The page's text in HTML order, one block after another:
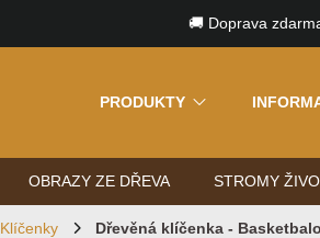
🚚 Doprava
PRODUKTY
OBRAZY ZE DŘEVA STROMY
Klíčenky Dřevěná klíčenka -